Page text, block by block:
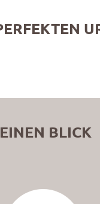
BLICK